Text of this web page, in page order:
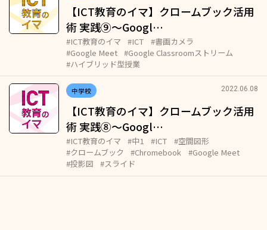
【ICT教育のイマ】クロームブック活用
術 実践⑨～Googl…
#ICT教育のイマ #ICT
#書画カメラ
#Google Meet
#Google Classroomストリーム
#ハイブリッド型授業
中学校 2022.06.08
【ICT教育のイマ】クロームブック活用
術 実践⑧～Googl…
#ICT教育のイマ #中1 #ICT
#空間図形
#クロームブック
#Chromebook
#Google Meet
#投影図
#スライド